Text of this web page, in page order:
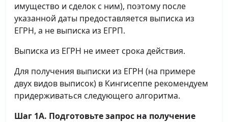
имущество и сделок с ним), поэтому после
указанной даты предоставляется выписка из
ЕГРН, а не выписка из ЕГРП.
Выписка из ЕГРН не имеет срока действия.
Для получения выписки из ЕГРН (на примере
двух видов выписок) в Кингисеппе рекомендуем
придерживаться следующего алгоритма.
Шаг 1А. Подготовьте запрос на получение